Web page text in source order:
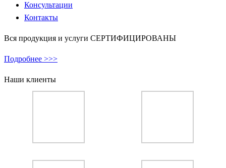
Консультации
Контакты
Вся продукция и услуги СЕРТИФИЦИРОВАНЫ
Подробнее >>>
Наши клиенты